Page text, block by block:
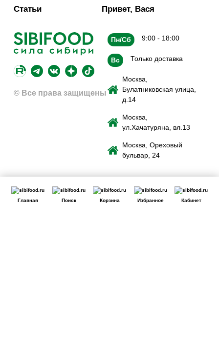
Главная Поиск Корзина Избранное Кабинет
© Все права защищены
Статьи
Привет, Вася
Пн/Сб 9:00 - 18:00
Вс Только доставка
Москва,
Булатниковская улица,
д.14
Москва,
ул.Хачатуряна, вл.13
Москва, Ореховый
бульвар, 24